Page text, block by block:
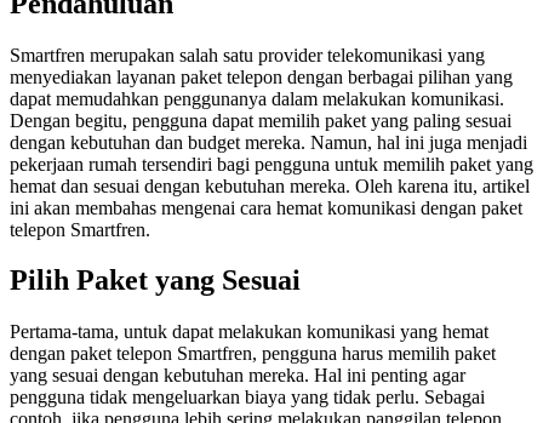
Smartfren merupakan salah satu provider telekomunikasi yang
menyediakan layanan paket telepon dengan berbagai pilihan yang
dapat memudahkan penggunanya dalam melakukan komunikasi.
Dengan begitu, pengguna dapat memilih paket yang paling sesuai
dengan kebutuhan dan budget mereka. Namun, hal ini juga menjadi
pekerjaan rumah tersendiri bagi pengguna untuk memilih paket yang
hemat dan sesuai dengan kebutuhan mereka. Oleh karena itu, artikel
ini akan membahas mengenai cara hemat komunikasi dengan paket
telepon Smartfren.
Pilih Paket yang Sesuai
Pertama-tama, untuk dapat melakukan komunikasi yang hemat
dengan paket telepon Smartfren, pengguna harus memilih paket
yang sesuai dengan kebutuhan mereka. Hal ini penting agar
pengguna tidak mengeluarkan biaya yang tidak perlu. Sebagai